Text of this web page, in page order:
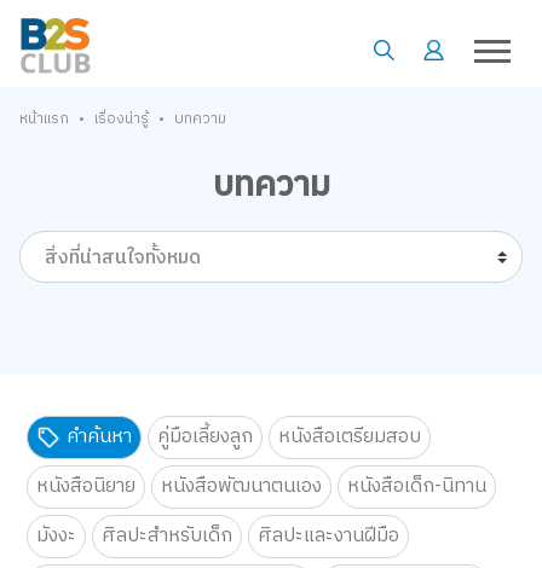
หน้าแรก • เรื่องน่ารู้ • บทความ
บทความ
สิ่งที่น่าสนใจทั้งหมด
คำค้นหา คู่มือเลี้ยงลูก
หนังสือเตรียมสอบ
หนังสือนิยาย
หนังสือพัฒนาตนเอง
หนังสือเด็ก-นิทาน
มังงะ
ศิลปะสำหรับเด็ก
ศิลปะและงานฝีมือ